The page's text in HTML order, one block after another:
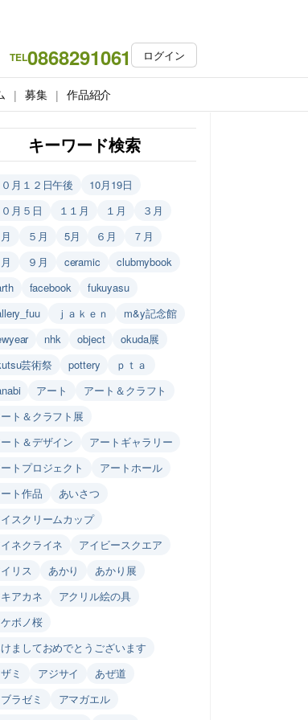
TEL0868291061 ログイン
募集 作品紹介
キーワード検索
０月１２日午後
10月19日
月５日
１１月 １月
３月
５月 5月 ６月
７月
９月 ceramic
clubmybook
facebook
fukuyasu
ｊａｋｅｎ
m&y記念館
nhk object
okuda展
芸術祭
pottery
ｐｔａ
アート
アート＆クラフト
ト＆クラフト展
ト＆デザイン
アートギャラリー
トプロジェクト
アートホール
ト作品
あいさつ
スクリームカップ
ネクライネ
アイビースクエア
リス
あかり
あかり展
アカネ
アクリル絵の具
ボノ桜
ましておめでとうございます
ミ
アジサイ
あぜ道
ラゼミ
アマガエル